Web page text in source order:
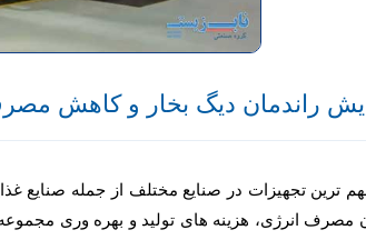
راندمان دیگ بخار و کاهش
ترین تجهیزات در صنایع مختلف از جمله صنایع
مصرف انرژی، هزینه های تولید و بهره وری